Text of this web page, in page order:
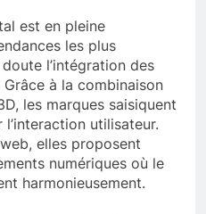
est en pleine
les plus
l’intégration des
à la combinaison
les marques saisiquent
utilisateur.
elles proposent
numériques où le
harmonieusement.